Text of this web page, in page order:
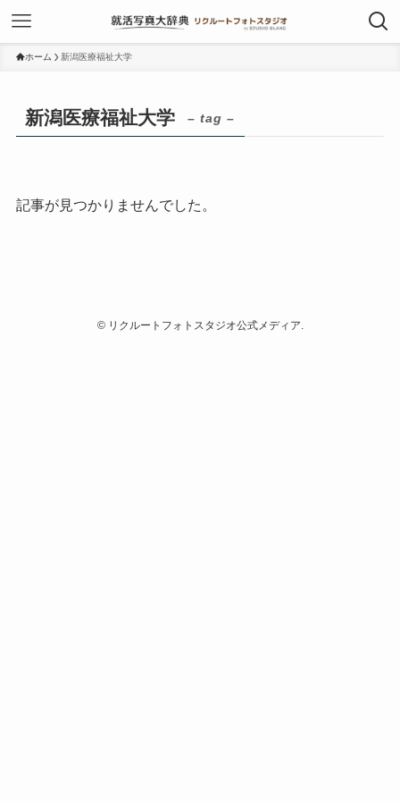
ホーム 新潟医療福祉大学
新潟医療福祉大学 – tag –
記事が見つかりませんでした。
©リクルートフォトスタジオ公式メディア.